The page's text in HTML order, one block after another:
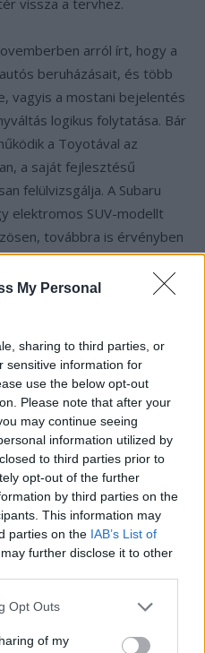
My Personal
sharing to third parties, or
sensitive information for
use the below opt-out
Please note that after your
may continue seeing
information utilized by
to third parties prior to
opt-out of the further
by third parties on the
This information may
parties on the IAB’s List of
further disclose it to other
Opt Outs
of my
vissza a tervhez.
arról írt, hogy a
beruházásait, és több
vagyis a mostani bejelentés
logikus folytatása. Bár
a Toyotával az
a saját fejlesztésű
felülvizsgálja. A Subaru
elektromos SUV-modellt
továbbra is érvényben
a saját fejlesztésű
a marketingnaptáron,
érintik. A 2028-ig
további négy elektromos
és a Nikkei szerint
a napirendről, hanem
is felülvizsgálat alatt áll.
található Oizumi
2027-től az új
majd ott, és csak az
vezetnek be vegyes